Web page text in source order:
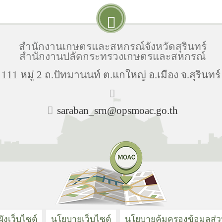
สำนักงานเกษตรและสหกรณ์จังหวัดสุรินทร์
สำนักงานปลัดกระทรวงเกษตรและสหกรณ์
หมู่ 2 ถ.ปัทมานนท์ ต.แกใหญ่ อ.เมือง จ.สุรินทร์
saraban_srn@opsmoac.go.th
งเว็บไซต์ นโยบายเว็บไซต์ นโยบายคุ้มครองข้อมูลส่